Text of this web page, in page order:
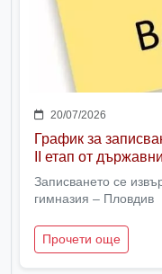
20/07/2026
График за
II етап от
Записването се
гимназия – Пловдив
Прочети още